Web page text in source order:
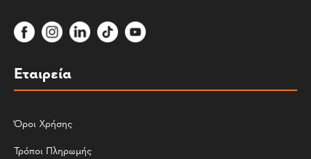
Εταιρεία
Όροι Χρήσης
Τρόποι Πληρωμής